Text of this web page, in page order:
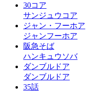
30コア
サンジュウコア
ジャン・フーホア
ジャンフーホア
阪急そば
ハンキュウソバ
ダンブルドア
ダンブルドア
35話